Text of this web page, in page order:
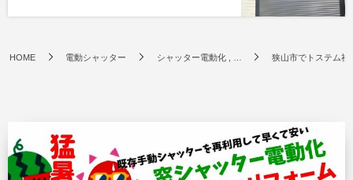
HOME 電動シャッター シャッター電動化 , … 狭山市でトステム社